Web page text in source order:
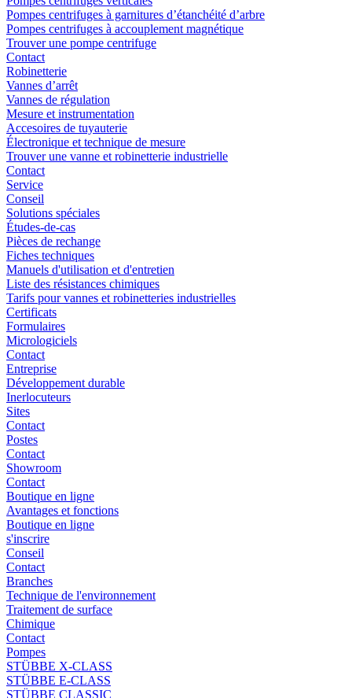
Pompes centrifuges à garnitures d’étanchéité d’arbre
Pompes centrifuges à accouplement magnétique
Trouver une pompe centrifuge
Contact
Robinetterie
Vannes d’arrêt
Vannes de régulation
Mesure et instrumentation
Accesoires de tuyauterie
Électronique et technique de mesure
Trouver une vanne et robinetterie industrielle
Contact
Service
Conseil
Solutions spéciales
Études-de-cas
Pièces de rechange
Fiches techniques
Manuels d'utilisation et d'entretien
Liste des résistances chimiques
Tarifs pour vannes et robinetteries industrielles
Certificats
Formulaires
Micrologiciels
Contact
Entreprise
Développement durable
Inerlocuteurs
Sites
Contact
Postes
Contact
Showroom
Contact
Boutique en ligne
Avantages et fonctions
Boutique en ligne
s'inscrire
Conseil
Contact
Branches
Technique de l'environnement
Traitement de surface
Chimique
Contact
Pompes
STÜBBE X-CLASS
STÜBBE E-CLASS
STÜBBE CLASSIC